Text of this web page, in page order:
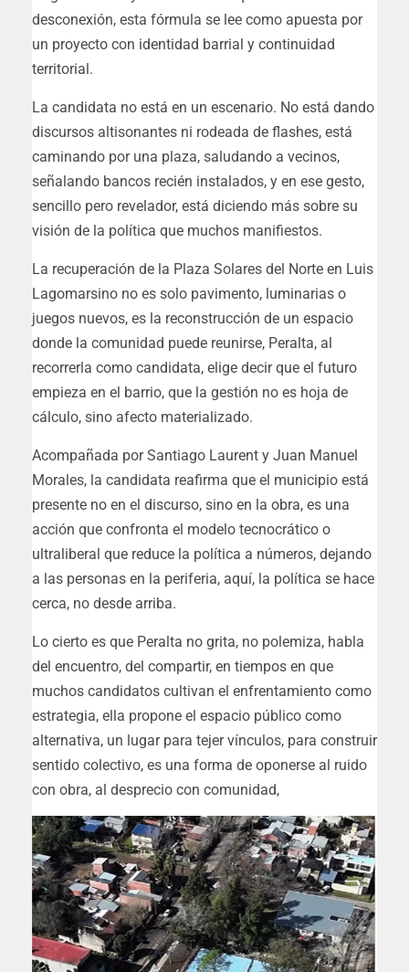
desconexión, esta fórmula se lee como apuesta por
un proyecto con identidad barrial y continuidad
territorial.
La candidata no está en un escenario. No está dando
discursos altisonantes ni rodeada de flashes, está
caminando por una plaza, saludando a vecinos,
señalando bancos recién instalados, y en ese gesto,
sencillo pero revelador, está diciendo más sobre su
visión de la política que muchos manifiestos.
La recuperación de la Plaza Solares del Norte en Luis
Lagomarsino no es solo pavimento, luminarias o
juegos nuevos, es la reconstrucción de un espacio
donde la comunidad puede reunirse, Peralta, al
recorrerla como candidata, elige decir que el futuro
empieza en el barrio, que la gestión no es hoja de
cálculo, sino afecto materializado.
Acompañada por Santiago Laurent y Juan Manuel
Morales, la candidata reafirma que el municipio está
presente no en el discurso, sino en la obra, es una
acción que confronta el modelo tecnocrático o
ultraliberal que reduce la política a números, dejando
a las personas en la periferia, aquí, la política se hace
cerca, no desde arriba.
Lo cierto es que Peralta no grita, no polemiza, habla
del encuentro, del compartir, en tiempos en que
muchos candidatos cultivan el enfrentamiento como
estrategia, ella propone el espacio público como
alternativa, un lugar para tejer vínculos, para construir
sentido colectivo, es una forma de oponerse al ruido
con obra, al desprecio con comunidad,